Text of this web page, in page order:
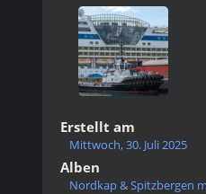
Erstellt am
Mittwoch, 30. Juli 2025
Alben
Nordkap & Spitzbergen